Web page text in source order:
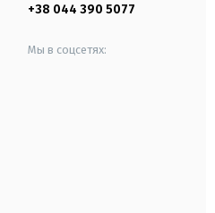
+38 044 390 5077
Мы в соцсетях: